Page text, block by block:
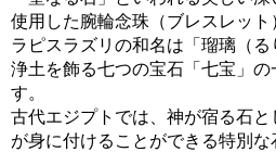
使用した腕輪念珠（ブレスレット
ラピスラズリの和名は「瑠璃（
浄土を飾る七つの宝石「七宝」の
す。
古代エジプトでは、神が宿る石
が身に付けることができる特別な